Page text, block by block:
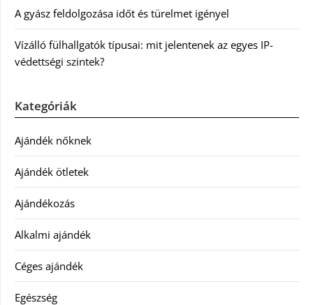
A gyász feldolgozása időt és türelmet igényel
Vízálló fülhallgatók típusai: mit jelentenek az egyes IP-
védettségi szintek?
Kategóriák
Ajándék nőknek
Ajándék ötletek
Ajándékozás
Alkalmi ajándék
Céges ajándék
Egészség